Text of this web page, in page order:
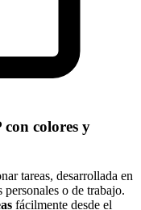
colores y
tareas, desarrollada en
o de trabajo.
fácilmente desde el